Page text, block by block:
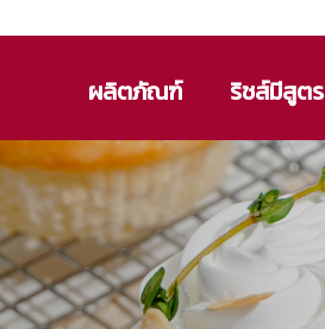
ผลิตภัณฑ์ ริชส์มีสูตร